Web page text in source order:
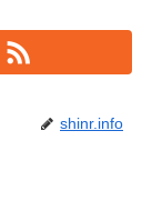
shinr.info